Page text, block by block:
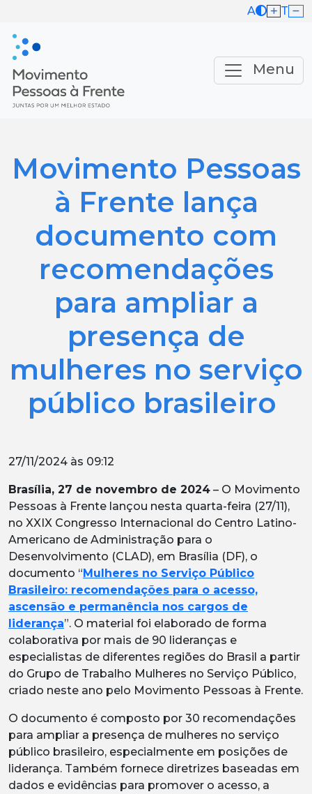
A T
Menu
Movimento Pessoas
à Frente lança
documento com
recomendações
para ampliar a
presença de
mulheres no serviço
público brasileiro
27/11/2024 às 09:12
Brasília, 27 de novembro de 2024 – O Movimento
Pessoas à Frente lançou nesta quarta-feira (27/11),
no XXIX Congresso Internacional do Centro Latino-
Americano de Administração para o
Desenvolvimento (CLAD), em Brasília (DF), o
documento “Mulheres no Serviço Público
Brasileiro: recomendações para o acesso,
ascensão e permanência nos cargos de
liderança”. O material foi elaborado de forma
colaborativa por mais de 90 lideranças e
especialistas de diferentes regiões do Brasil a partir
do Grupo de Trabalho Mulheres no Serviço Público,
criado neste ano pelo Movimento Pessoas à Frente.
O documento é composto por 30 recomendações
para ampliar a presença de mulheres no serviço
público brasileiro, especialmente em posições de
liderança. Também fornece diretrizes baseadas em
dados e evidências para promover o acesso, a